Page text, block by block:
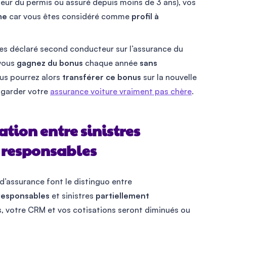
du permis ou assuré depuis moins de 3 ans), vos
car vous êtes considéré comme profil à
déclaré second conducteur sur l’assurance du
gagnez du bonus chaque année sans
pourrez alors transférer ce bonus sur la nouvelle
votre assurance voiture vraiment pas chère.
entre sinistres
font le distinguo entre
et sinistres partiellement
votre CRM et vos cotisations seront diminués ou